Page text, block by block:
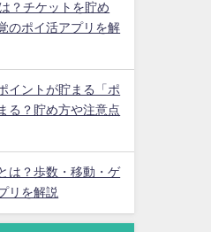
？チケットを貯め
のポイ活アプリを解
イントが貯まる「ポ
る？貯め方や注意点
は？歩数・移動・ゲ
リを解説